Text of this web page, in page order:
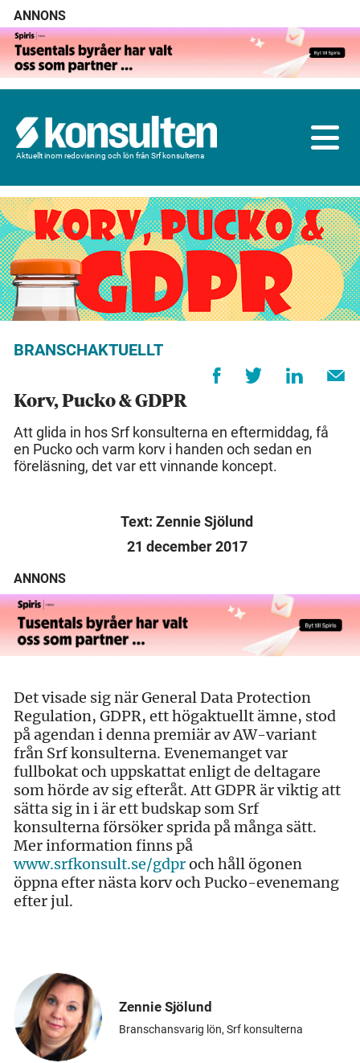
ANNONS
Aktuellt inom redovisning och lön från Srf konsulterna
BRANSCHAKTUELLT
Korv, Pucko & GDPR
Att glida in hos Srf konsulterna en eftermiddag, få
en Pucko och varm korv i handen och sedan en
föreläsning, det var ett vinnande koncept.
Text: Zennie Sjölund
21 december 2017
ANNONS
Det visade sig när General Data Protection
Regulation, GDPR, ett högaktuellt ämne, stod
på agendan i denna premiär av AW-variant
från Srf konsulterna. Evenemanget var
fullbokat och uppskattat enligt de deltagare
som hörde av sig efteråt. Att GDPR är viktig att
sätta sig in i är ett budskap som Srf
konsulterna försöker sprida på många sätt.
Mer information finns på
www.srfkonsult.se/gdproch håll ögonen
öppna efter nästa korv och Pucko-evenemang
efter jul.
Zennie Sjölund
Branschansvarig lön, Srf konsulterna